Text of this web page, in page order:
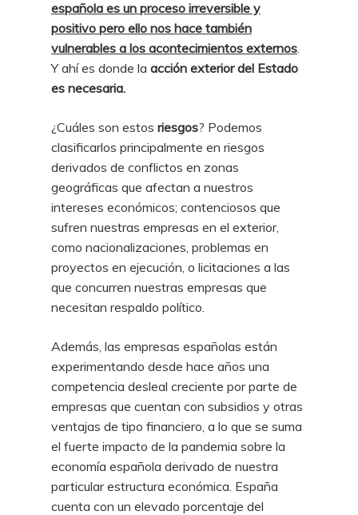
española es un proceso irreversible y
positivo pero ello nos hace también
vulnerables a los acontecimientos externos.
Y ahí es donde la acción exterior del Estado
es necesaria.
¿Cuáles son estos riesgos? Podemos
clasificarlos principalmente en riesgos
derivados de conflictos en zonas
geográficas que afectan a nuestros
intereses económicos; contenciosos que
sufren nuestras empresas en el exterior,
como nacionalizaciones, problemas en
proyectos en ejecución, o licitaciones a las
que concurren nuestras empresas que
necesitan respaldo político.
Además, las empresas españolas están
experimentando desde hace años una
competencia desleal creciente por parte de
empresas que cuentan con subsidios y otras
ventajas de tipo financiero, a lo que se suma
el fuerte impacto de la pandemia sobre la
economía española derivado de nuestra
particular estructura económica. España
cuenta con un elevado porcentaje del